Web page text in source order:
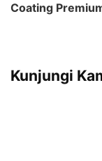
Coating
Kunjungi